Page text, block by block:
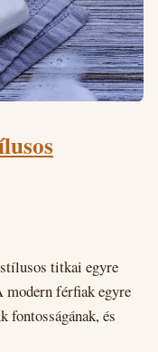
titkai egyre
modern férfiak egyre
fontosságának, és